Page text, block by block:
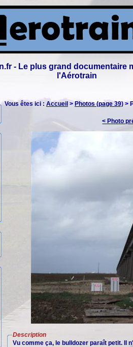
- Le plus grand documentaire
l'Aérotrain
Vous êtes ici : Accueil > Photos (page 39) >
< Photo
Description
Vu comme ça, le bulldozer paraît petit. Il